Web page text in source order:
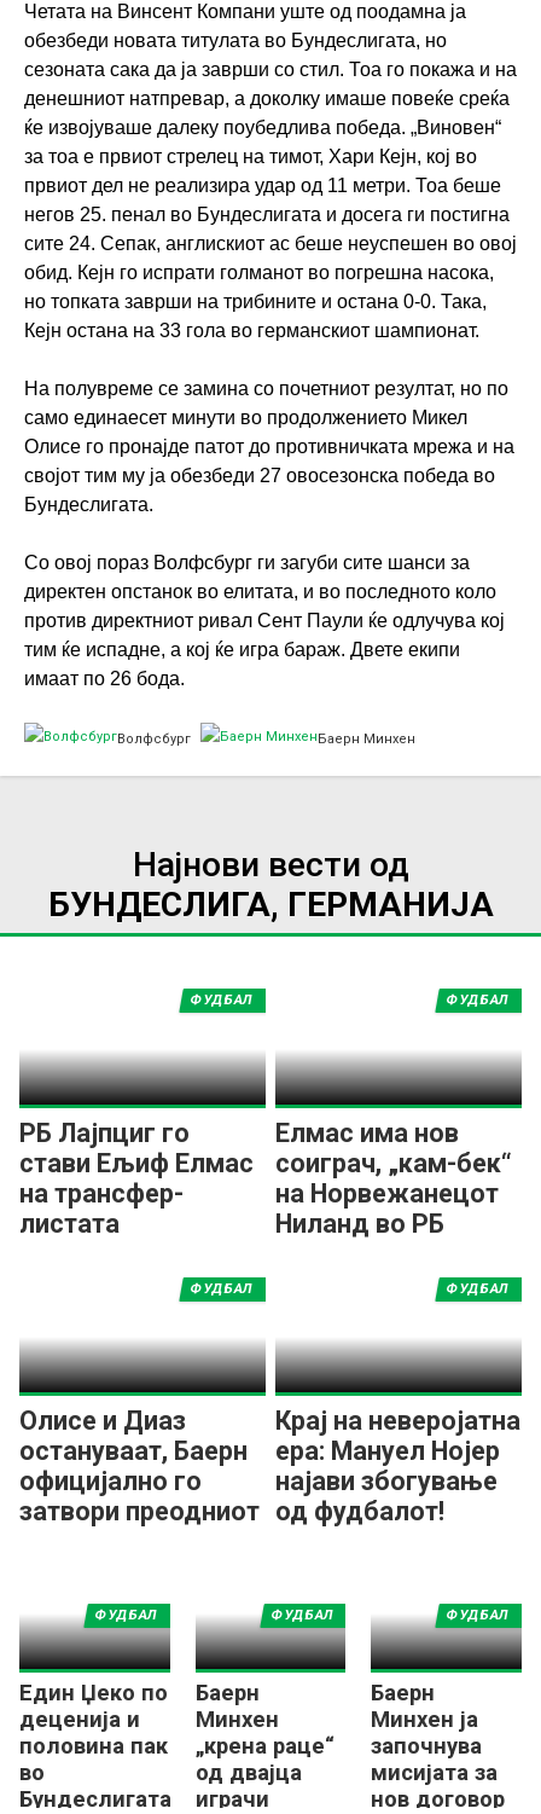
Четата на Винсент Компани уште од поодамна ја
обезбеди новата титулата во Бундеслигата, но
сезоната сака да ја заврши со стил. Тоа го покажа и на
денешниот натпревар, а доколку имаше повеќе среќа
ќе извојуваше далеку поубедлива победа. „Виновен“
за тоа е првиот стрелец на тимот, Хари Кејн, кој во
првиот дел не реализира удар од 11 метри. Тоа беше
негов 25. пенал во Бундеслигата и досега ги постигна
сите 24. Сепак, англискиот ас беше неуспешен во овој
обид. Кејн го испрати голманот во погрешна насока,
но топката заврши на трибините и остана 0-0. Така,
Кејн остана на 33 гола во германскиот шампионат.
На полувреме се замина со почетниот резултат, но по
само единаесет минути во продолжението Микел
Олисе го пронајде патот до противничката мрежа и на
својот тим му ја обезбеди 27 овосезонска победа во
Бундеслигата.
Со овој пораз Волфсбург ги загуби сите шанси за
директен опстанок во елитата, и во последното коло
против директниот ривал Сент Паули ќе одлучува кој
тим ќе испадне, а кој ќе игра бараж. Двете екипи
имаат по 26 бода.
Волфсбург Баерн Минхен
Најнови вести од
БУНДЕСЛИГА, ГЕРМАНИЈА
РБ Лајпциг го
стави Ељиф Елмас
на трансфер-
листата
ФУДБАЛ
Елмас има нов
соиграч, „кам-бек“
на Норвежанецот
Ниланд во РБ
ФУДБАЛ
Олисе и Диаз
остануваат, Баерн
официјално го
затвори преодниот
ФУДБАЛ
Крај на неверојатна
ера: Мануел Нојер
најави збогување
од фудбалот!
ФУДБАЛ
Един Џеко по
деценија и
половина пак
во
Бундеслигата
ФУДБАЛ
Баерн
Минхен
„крена раце“
од двајца
играчи
ФУДБАЛ
Баерн
Минхен ја
започнува
мисијата за
нов договор
ФУДБАЛ